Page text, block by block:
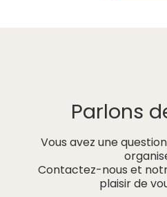
Parlons
Vous avez une
Contactez-nous et
plaisir de